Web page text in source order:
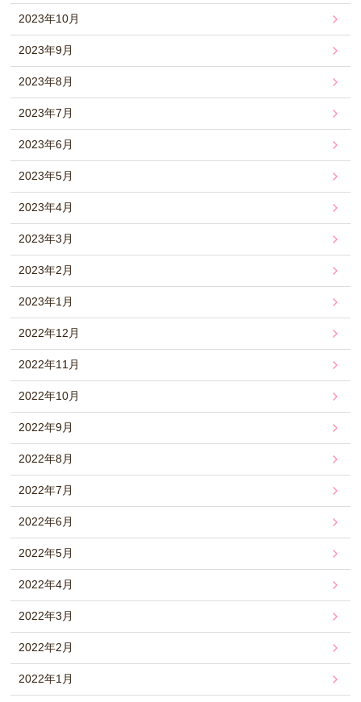
2023年10月
2023年9月
2023年8月
2023年7月
2023年6月
2023年5月
2023年4月
2023年3月
2023年2月
2023年1月
2022年12月
2022年11月
2022年10月
2022年9月
2022年8月
2022年7月
2022年6月
2022年5月
2022年4月
2022年3月
2022年2月
2022年1月